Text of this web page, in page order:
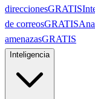
direccionesGRATIS
de correosGRATIS
amenazasGRATIS
Inteligencia